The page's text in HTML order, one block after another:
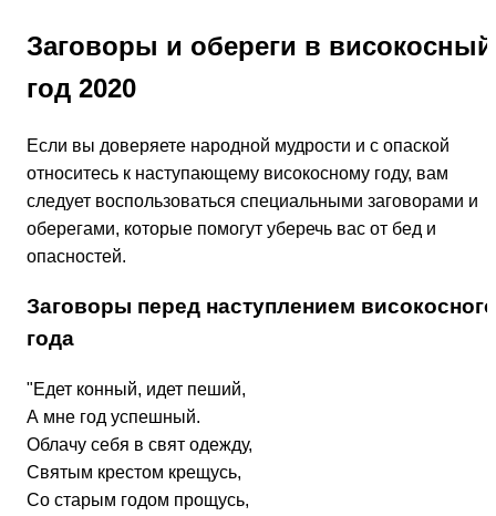
Заговоры и обереги в високосный
год 2020
Если вы доверяете народной мудрости и с опаской
относитесь к наступающему високосному году, вам
следует воспользоваться специальными заговорами и
оберегами, которые помогут уберечь вас от бед и
опасностей.
Заговоры перед наступлением високосного
года
"Едет конный, идет пеший,
А мне год успешный.
Облачу себя в свят одежду,
Святым крестом крещусь,
Со старым годом прощусь,